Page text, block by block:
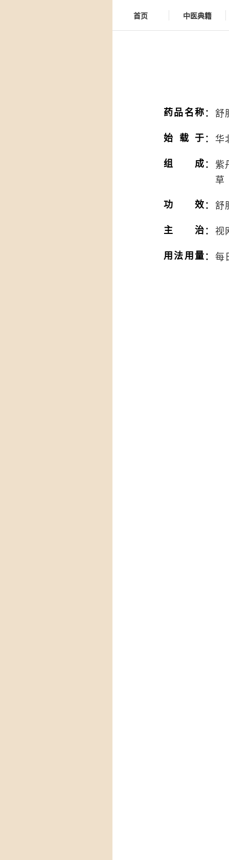
首页 中医典籍
药品名称： 舒
始载于： 华
组成： 紫
草
功效： 舒
主治： 视
用法用量： 每